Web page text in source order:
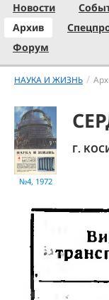
Новости
Архив
Форум
НАУКА И ЖИЗНЬ /
№4, 1972
Г.